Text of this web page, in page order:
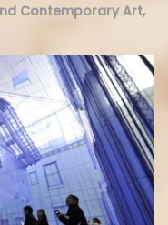
Contemporary Art,